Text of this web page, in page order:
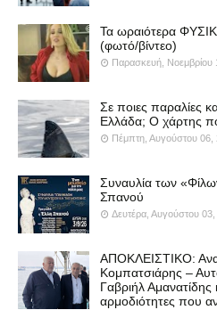
Τα ωραιότερα
(φωτό/βίντεο)
Παρασκευή, Νοεμβρίου
Σε ποιες παραλίες
Ελλάδα; Ο χάρτης
Πέμπτη, Αυγούστου 06,
Συναυλία των
Σπανού
Δευτέρα, Αυγούστου
ΑΠΟΚΛΕΙΣΤΙΚΟ:
Κομπατσιάρης –
Γαβριήλ Αμανατίδης
αρμοδιότητες που